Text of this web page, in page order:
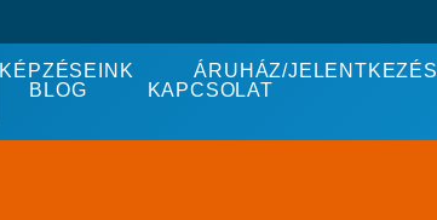
KÉPZÉSEINK ÁRUHÁZ/JELENTKEZÉS
BLOG
KAPCSOLAT